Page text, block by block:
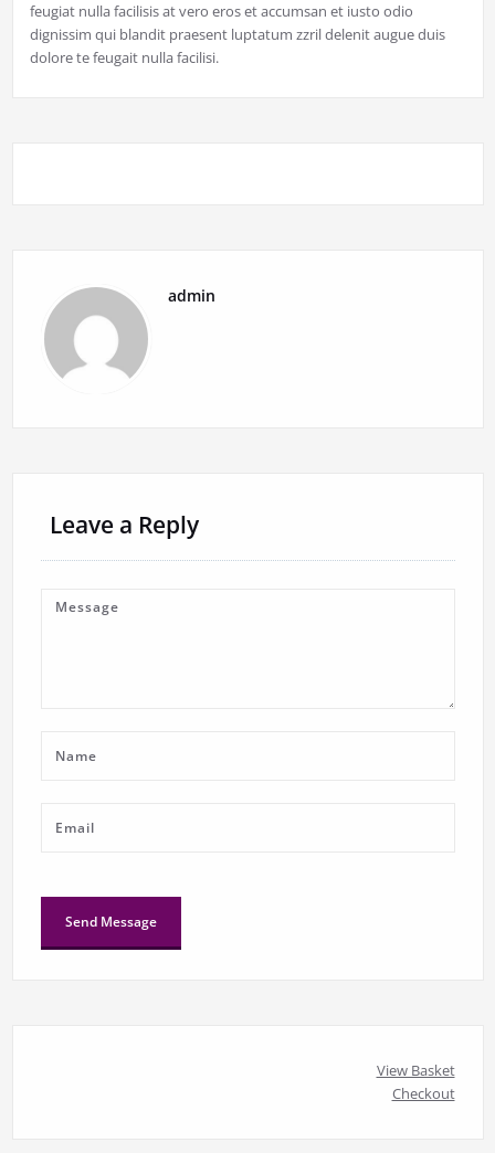
feugiat nulla facilisis at vero eros et accumsan et iusto odio
dignissim qui blandit praesent luptatum zzril delenit augue duis
dolore te feugait nulla facilisi.
admin
Leave a Reply
View Basket
Checkout